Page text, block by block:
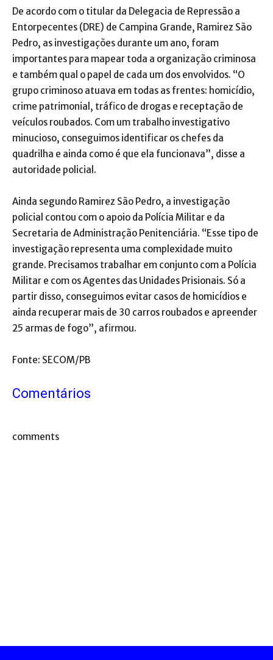
De acordo com o titular da Delegacia de Repressão a
Entorpecentes (DRE) de Campina Grande, Ramirez São
Pedro, as investigações durante um ano, foram
importantes para mapear toda a organização criminosa
e também qual o papel de cada um dos envolvidos. “O
grupo criminoso atuava em todas as frentes: homicídio,
crime patrimonial, tráfico de drogas e receptação de
veículos roubados. Com um trabalho investigativo
minucioso, conseguimos identificar os chefes da
quadrilha e ainda como é que ela funcionava”, disse a
autoridade policial.
Ainda segundo Ramirez São Pedro, a investigação
policial contou com o apoio da Polícia Militar e da
Secretaria de Administração Penitenciária. “Esse tipo de
investigação representa uma complexidade muito
grande. Precisamos trabalhar em conjunto com a Polícia
Militar e com os Agentes das Unidades Prisionais. Só a
partir disso, conseguimos evitar casos de homicídios e
ainda recuperar mais de 30 carros roubados e apreender
25 armas de fogo”, afirmou.
Fonte: SECOM/PB
Comentários
comments